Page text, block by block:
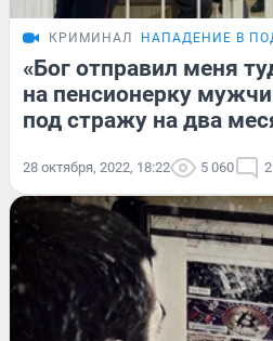
КРИМИНАЛ НАПАДЕНИЕ В
«Бог отправил меня
на пенсионерку
под стражу на два
28 октября, 2022, 18:22 5 060 2